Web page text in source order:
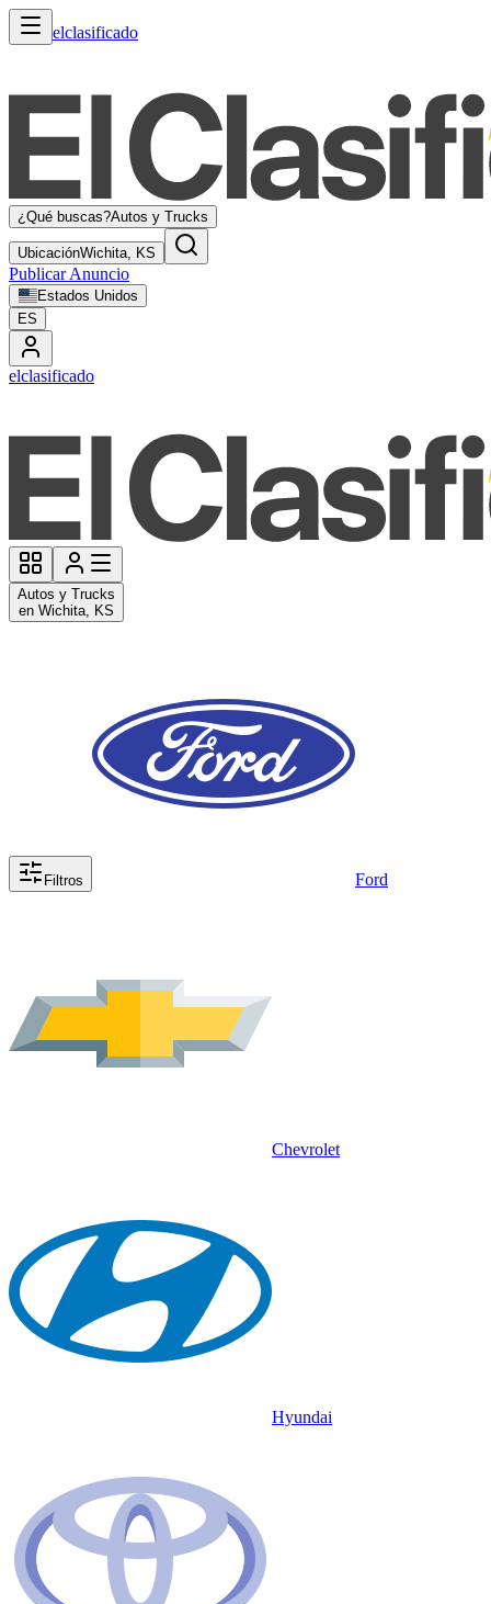
elclasificado
¿Qué buscas?Autos y Trucks
UbicaciónWichita, KS
Publicar Anuncio
Estados Unidos
ES
elclasificado
Autos y Trucks
en Wichita, KS
Filtros Ford
Chevrolet
Hyundai